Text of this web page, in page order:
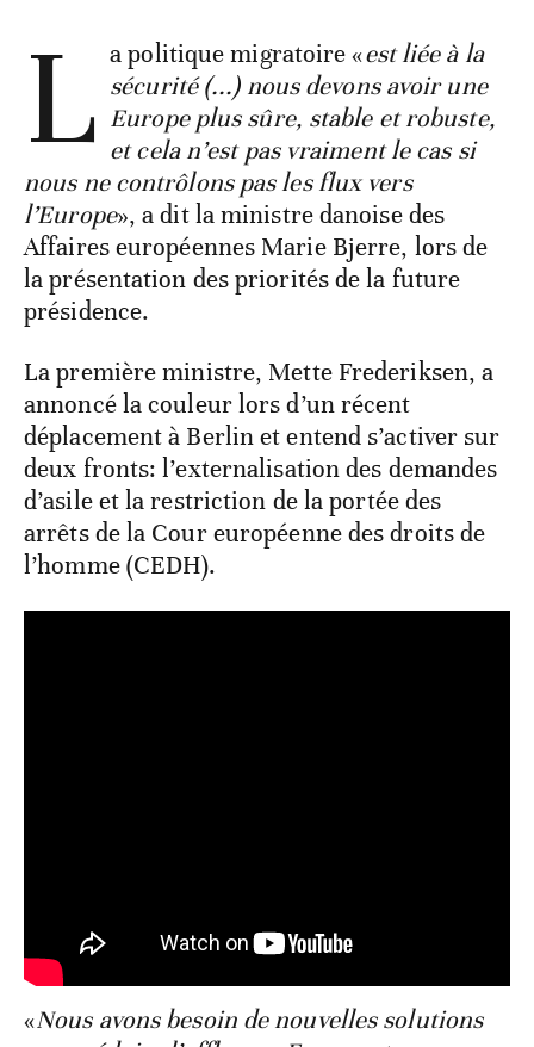
L a politique migratoire «est liée à la
sécurité (...) nous devons avoir une
Europe plus sûre, stable et robuste,
et cela n’est pas vraiment le cas si
nous ne contrôlons pas les flux vers
l’Europe», a dit la ministre danoise des
Affaires européennes Marie Bjerre, lors de
la présentation des priorités de la future
présidence.
La première ministre, Mette Frederiksen, a
annoncé la couleur lors d’un récent
déplacement à Berlin et entend s’activer sur
deux fronts: l’externalisation des demandes
d’asile et la restriction de la portée des
arrêts de la Cour européenne des droits de
l’homme (CEDH).
«Nous avons besoin de nouvelles solutions